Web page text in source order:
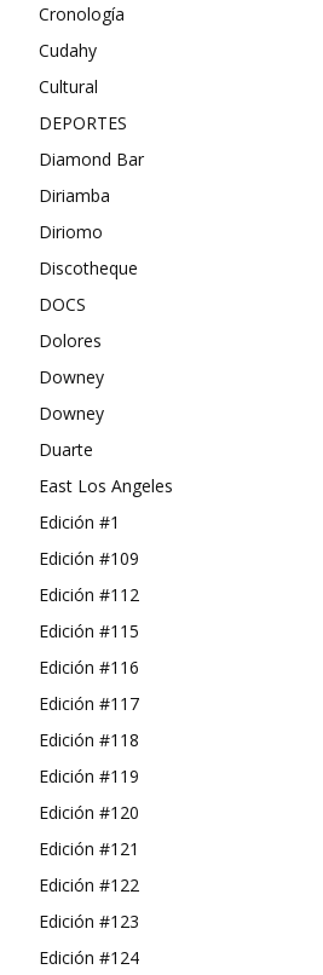
Cronología
Cudahy
Cultural
DEPORTES
Diamond Bar
Diriamba
Diriomo
Discotheque
DOCS
Dolores
Downey
Downey
Duarte
East Los Angeles
Edición #1
Edición #109
Edición #112
Edición #115
Edición #116
Edición #117
Edición #118
Edición #119
Edición #120
Edición #121
Edición #122
Edición #123
Edición #124